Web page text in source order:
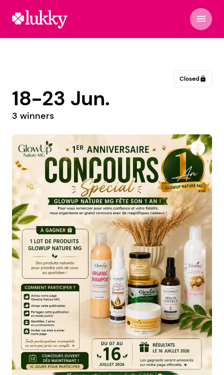
menu
Closed lock
18-23 Jun.
3 winners
مجموعة ابراهيم الاحمدي اليمنية للتجارة والخدمات
اللوجستية بحضرموت